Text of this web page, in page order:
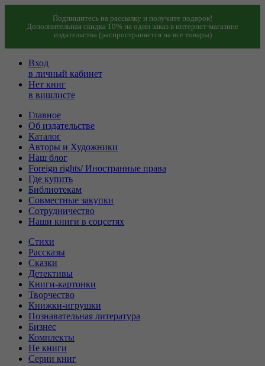
Подпишитесь на рассылку и получите подарок!
Дополнительная скидка 10% на один заказ в интернет-магазине
издательства (распространяется на все товары)
Вход
в личный кабинет
Нет книг
в вишлисте
Главное
Об издательстве
Каталог
Авторы и Художники
Наш блог
Foreign rights/ Иностранные права
Где купить
Библиотекам
Совместные закупки
Сотрудничество
Наши книги в соцсетях
Стихи
Рассказы
Сказки
Детективы
Книги-картонки
Творчество
Книжки-игрушки
Познавательная литература
Бизнес
Комплекты
Не книги
Серии книг